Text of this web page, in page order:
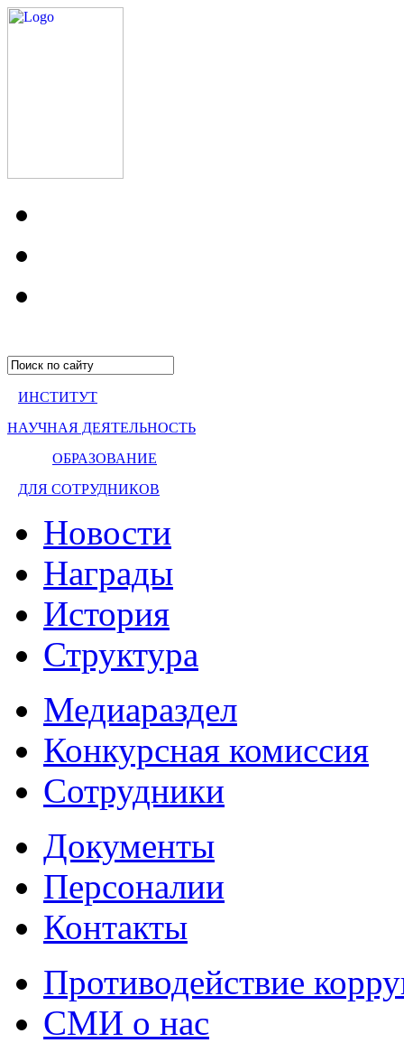
ИНСТИТУТ
НАУЧНАЯ ДЕЯТЕЛЬНОСТЬ
ОБРАЗОВАНИЕ
ДЛЯ СОТРУДНИКОВ
Новости
Награды
История
Структура
Медиараздел
Конкурсная комиссия
Сотрудники
Документы
Персоналии
Контакты
Противодействие
СМИ о нас